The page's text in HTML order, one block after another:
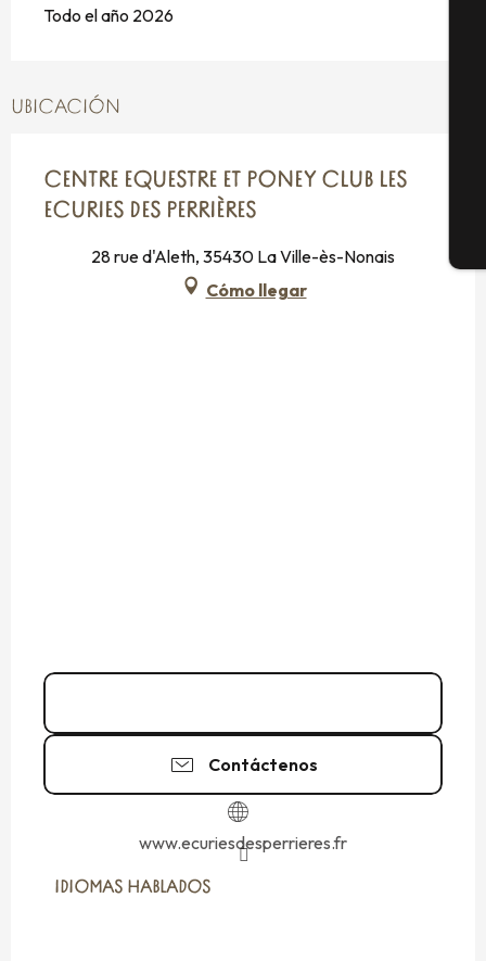
Todo el año 2026
UBICACIÓN
CENTRE EQUESTRE ET PONEY CLUB LES
ECURIES DES PERRIÈRES
28 rue d'Aleth, 35430 La Ville-ès-Nonais
Cómo llegar
Contáctenos
www.ecuriesdesperrieres.fr
IDIOMAS HABLADOS
IDIOMAS HABLADOS